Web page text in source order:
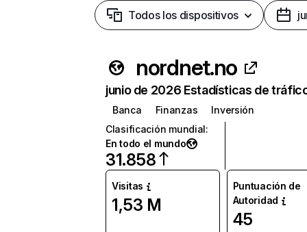
Todos los dispositivos
nordnet.no
junio de 2026 Estadísticas de
Banca Finanzas
Inversión
Clasificación mundial:
En todo el mundo
31.858
Visitas
1,53 M
Puntuación de
Autoridad
45